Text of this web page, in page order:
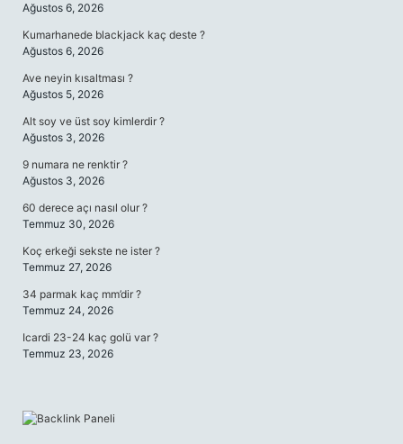
Ağustos 6, 2026
Kumarhanede blackjack kaç deste ?
Ağustos 6, 2026
Ave neyin kısaltması ?
Ağustos 5, 2026
Alt soy ve üst soy kimlerdir ?
Ağustos 3, 2026
9 numara ne renktir ?
Ağustos 3, 2026
60 derece açı nasıl olur ?
Temmuz 30, 2026
Koç erkeği sekste ne ister ?
Temmuz 27, 2026
34 parmak kaç mm’dir ?
Temmuz 24, 2026
Icardi 23-24 kaç golü var ?
Temmuz 23, 2026